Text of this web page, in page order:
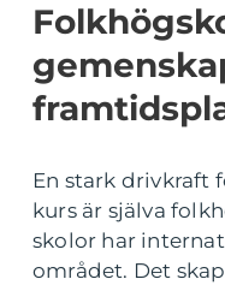
En stark drivkraft
kurs är själva
skolor har
området. Det